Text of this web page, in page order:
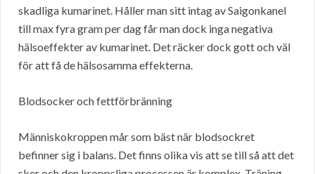
skadliga kumarinet. Håller man sitt intag av Saigonkanel
till max fyra gram per dag får man dock inga negativa
hälsoeffekter av kumarinet. Det räcker dock gott och väl
för att få de hälsosamma effekterna.
Blodsocker och fettförbränning
Människokroppen mår som bäst när blodsockret
befinner sig i balans. Det finns olika vis att se till så att det